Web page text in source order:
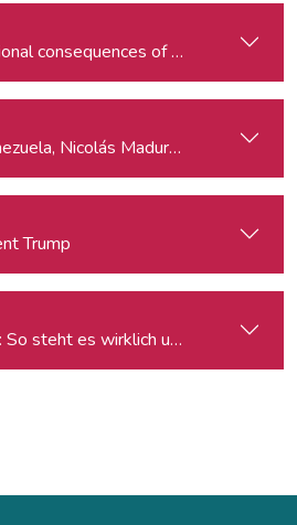
Nicolás Maduro and narco-
Trump
So steht es wirklich um die